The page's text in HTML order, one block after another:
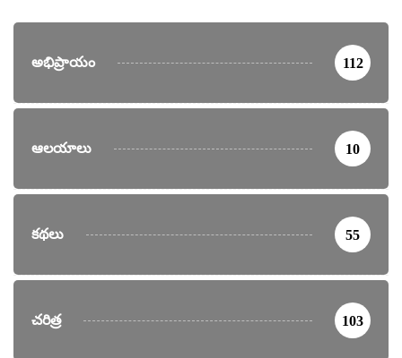
అభిప్రాయం 112
ఆలయాలు 10
కథలు 55
చరిత్ర 103